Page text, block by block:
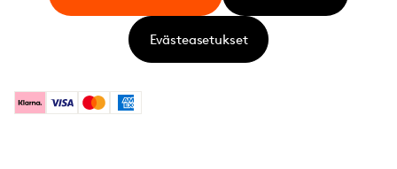
KlarnaVisa MastercardAmerican Express
Evästeasetukset